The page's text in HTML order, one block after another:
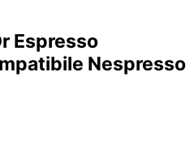
Espresso
Nespresso